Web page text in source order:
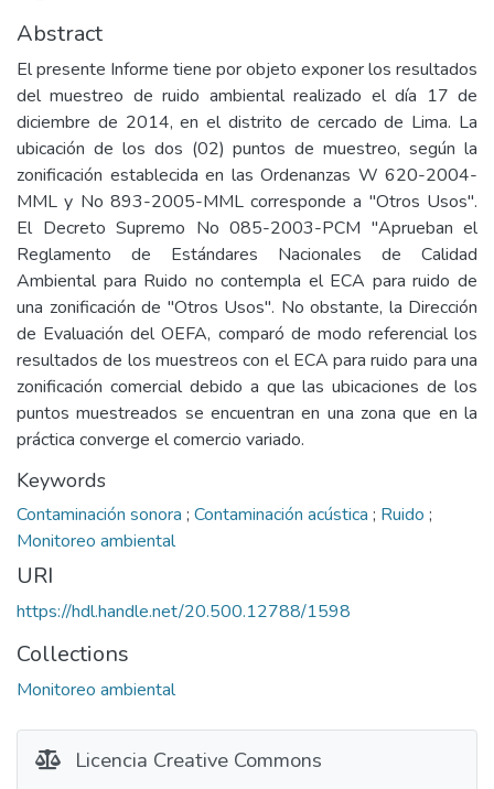
Abstract
El presente Informe tiene por objeto exponer los resultados
del muestreo de ruido ambiental realizado el día 17 de
diciembre de 2014, en el distrito de cercado de Lima. La
ubicación de los dos (02) puntos de muestreo, según la
zonificación establecida en las Ordenanzas W 620-2004-
MML y No 893-2005-MML corresponde a "Otros Usos".
El Decreto Supremo No 085-2003-PCM "Aprueban el
Reglamento de Estándares Nacionales de Calidad
Ambiental para Ruido no contempla el ECA para ruido de
una zonificación de "Otros Usos". No obstante, la Dirección
de Evaluación del OEFA, comparó de modo referencial los
resultados de los muestreos con el ECA para ruido para una
zonificación comercial debido a que las ubicaciones de los
puntos muestreados se encuentran en una zona que en la
práctica converge el comercio variado.
Keywords
Contaminación sonora ; Contaminación acústica ; Ruido ;
Monitoreo ambiental
URI
https://hdl.handle.net/20.500.12788/1598
Collections
Monitoreo ambiental
Licencia Creative Commons